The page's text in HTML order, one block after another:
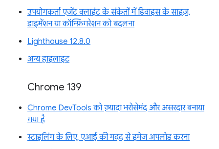
उपयोगकर्ता एजेंट क्लाइंट के संकेतों में डिवाइस के साइज़,
डाइमेंशन या कॉन्फ़िगरेशन को बदलना
Lighthouse 12.8.0
अन्य हाइलाइट
Chrome 139
Chrome DevTools को ज़्यादा भरोसेमंद और असरदार बनाया
गया है
स्टाइलिंग के लिए, एआई की मदद से इमेज अपलोड करना